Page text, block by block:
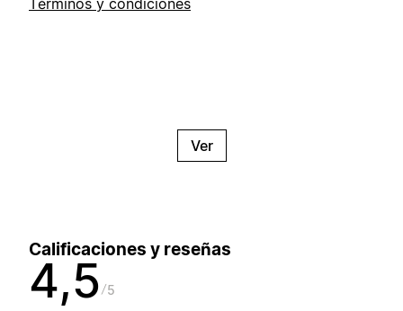
Términos y condiciones
Ver
Calificaciones y reseñas
4,5 5